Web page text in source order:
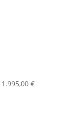
1.995,00 €